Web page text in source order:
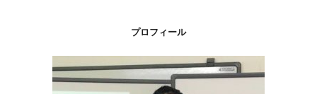
プロフィール